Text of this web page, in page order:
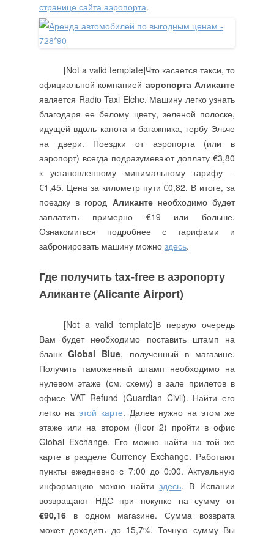
странице сайта аэропорта.
[Not a valid template]Что касается такси, то
официальной компанией аэропорта Аликанте
является Radio Taxi Elche. Машину легко узнать
благодаря ее белому цвету, зеленой полоске,
идущей вдоль капота и багажника, гербу Эльче
на двери. Поездки от аэропорта (или в
аэропорт) всегда подразумевают доплату €3,80
к установленному минимальному тарифу –
€1,45. Цена за километр пути €0,82. В итоге, за
поездку в город Аликантенеобходимо будет
заплатить примерно €19 или больше.
Ознакомиться подробнее с тарифами и
забронировать машину можно здесь.
Где получить tax-free в аэропорту
Аликанте (Alicante Airport)
[Not a valid template]В первую очередь
Вам будет необходимо поставить штамп на
бланкGlobal Blue, полученный в магазине.
Получить таможенный штамп необходимо на
нулевом этаже (см. схему) в зале прилетов в
офисе VAT Refund (Guardian Civil). Найти его
легко на этой карте. Далее нужно на этом же
этаже или на втором (floor 2) пройти в офис
Global Exchange. Его можно найти на той же
карте в разделе Currency Exchange. Работают
пункты ежедневно с 7:00 до 0:00. Актуальную
информацию можно найтиздесь. В Испании
возвращают НДС при покупке на сумму от
€90,16 в одном магазине. Сумма возврата
может доходить до 15,7%. Точную сумму Вы